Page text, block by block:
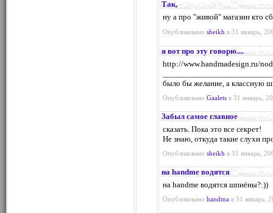
Так,
ну а про "живой" магазин кто
Опубликовано sheikh в 31 январь,
я вот про эту говорю....
http://www.handmadesign.ru/
было бы желание, а классную
Опубликовано Gaalets в 31 январь,
Забыл самое главное
сказать. Пока это все секрет!
Не знаю, откуда такие слухи
Опубликовано sheikh в 31 январь,
на handme водятся
на handme водятся шпиёны?:))
Опубликовано handma в 31 январь,